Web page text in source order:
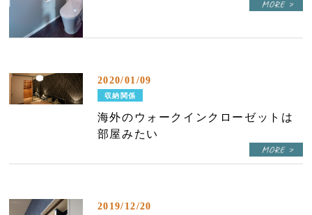
2020/01/09
収納関係
海外のウォークインクローゼットは
部屋みたい
2019/12/20